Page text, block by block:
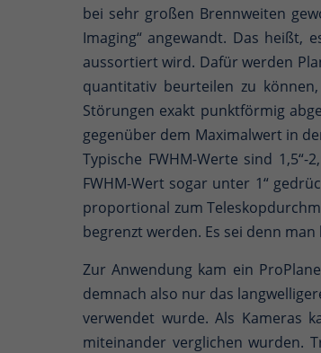
bei sehr großen Brennweiten
Imaging“ angewandt. Das heißt,
aussortiert wird. Dafür werden
quantitativ beurteilen zu
Störungen exakt punktförmig
gegenüber dem Maximalwert in
Typische FWHM-Werte sind
FWHM-Wert sogar unter 1“
proportional zum
begrenzt werden. Es sei denn
Zur Anwendung kam ein
demnach also nur das
verwendet wurde. Als Kameras
miteinander verglichen wurden.